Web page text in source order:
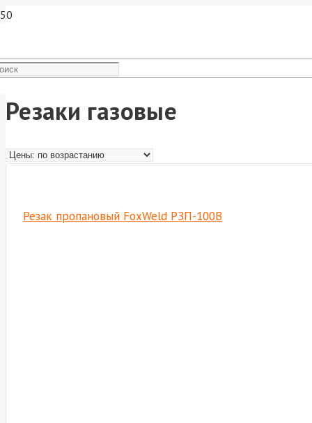
Резаки газовые
Резак пропановый FoxWeld РЗП-100В